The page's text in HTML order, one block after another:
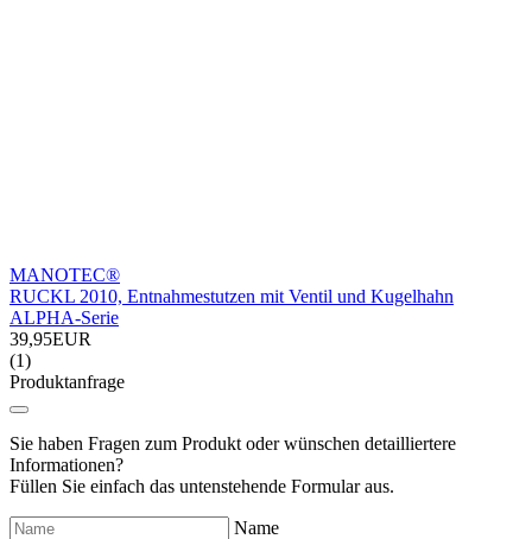
MANOTEC®
RUCKL 2010, Entnahmestutzen mit Ventil und Kugelhahn
ALPHA-Serie
39,95EUR
(1)
Produktanfrage
Sie haben Fragen zum Produkt oder wünschen detailliertere
Informationen?
Füllen Sie einfach das untenstehende Formular aus.
Name